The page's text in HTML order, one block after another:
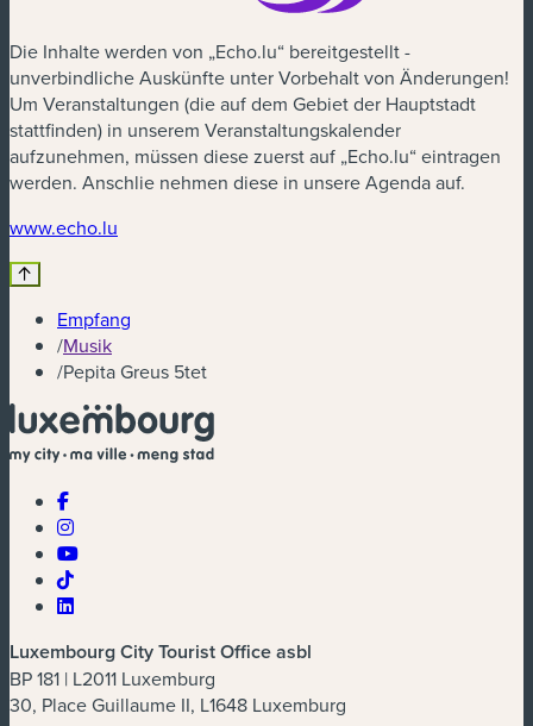
Die Inhalte werden von „Echo.lu“ bereitgestellt -
unverbindliche Auskünfte unter Vorbehalt von Änderungen!
Um Veranstaltungen (die auf dem Gebiet der Hauptstadt
stattfinden) in unserem Veranstaltungskalender
aufzunehmen, müssen diese zuerst auf „Echo.lu“ eintragen
werden. Anschlie nehmen diese in unsere Agenda auf.
www.echo.lu
Empfang
/Musik
/Pepita Greus 5tet
Luxembourg City Tourist Office asbl
BP 181 | L2011 Luxemburg
30, Place Guillaume II, L1648 Luxemburg